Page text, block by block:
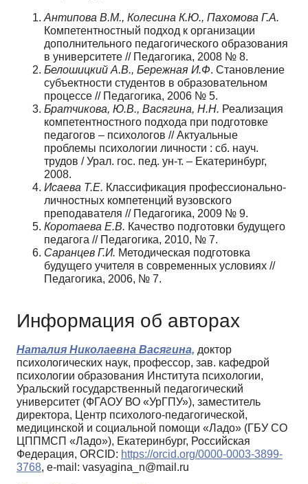
Антипова В.М., Колесина К.Ю., Пахомова Г.А.
Компетентностный подход к организации
дополнительного педагогического образования
в университете // Педагогика, 2008 № 8.
Белошицкий А.В., Бережная И.Ф. Становление
субъектности студентов в образовательном
процессе // Педагогика, 2006 № 5.
Братчикова, Ю.В., Васягина, Н.Н. Реализация
компетентностного подхода при подготовке
педагогов – психологов // Актуальные
проблемы психологии личности : сб. науч.
трудов / Урал. гос. пед. ун-т. – Екатеринбург,
2008.
Исаева Т.Е. Классификация профессионально-
личностных компетенций вузовского
преподавателя // Педагогика, 2009 № 9.
Коротаева Е.В. Качество подготовки будущего
педагога // Педагогика, 2010, № 7.
Саранцев Г.И. Методическая подготовка
будущего учителя в современных условиях //
Педагогика, 2006, № 7.
Информация об авторах
Наталия Николаевна Васягина, доктор
психологических наук, профессор, зав. кафедрой
психологии образования Института психологии,
Уральский государственный педагогический
университет (ФГАОУ ВО «УрГПУ»), заместитель
директора, Центр психолого-педагогической,
медицинской и социальной помощи «Ладо» (ГБУ СО
ЦППМСП «Ладо»), Екатеринбург, Российская
Федерация, ORCID: https://orcid.org/0000-0003-3899-
3768, e-mail: vasyagina_n@mail.ru